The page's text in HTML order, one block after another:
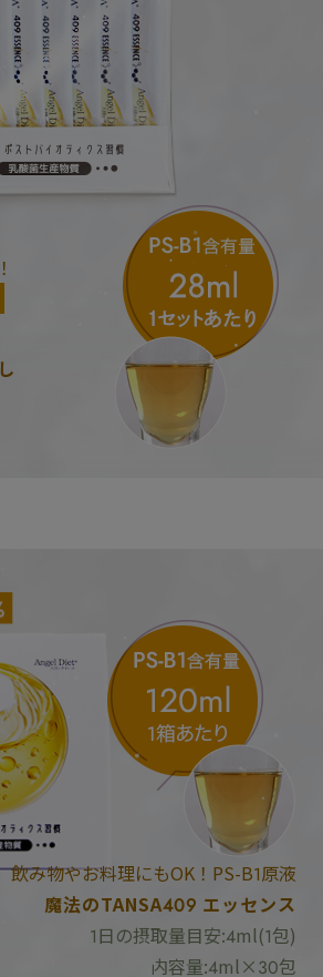
飲み物やお料理にもOK！PS-B1原液
魔法のTANSA409 エッセンス
1日の摂取量目安:4ml(1包)
内容量:4ml×30包